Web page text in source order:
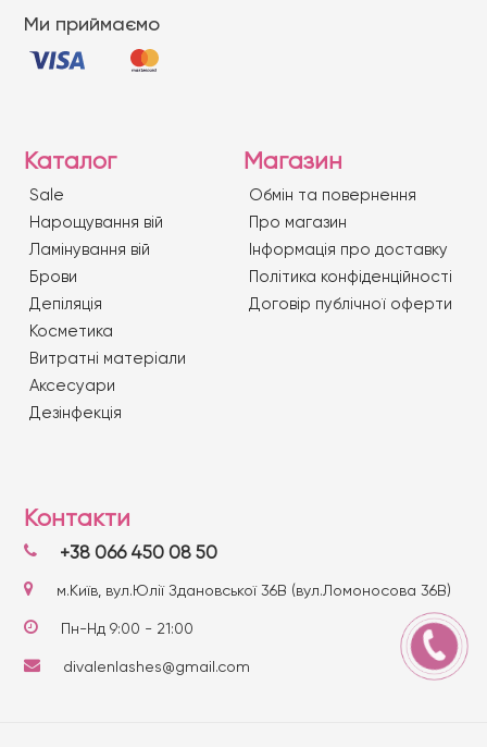
Ми приймаємо
Каталог
Sale
Нарощування вій
Ламінування вій
Брови
Депіляція
Косметика
Витратні матеріали
Аксесуари
Дезінфекція
Магазин
Обмін та повернення
Про магазин
Iнформація про доставку
Політика конфіденційності
Договір публічної оферти
Контакти
+38 066 450 08 50
м.Київ, вул.Юлії Здановської 36В (вул.Ломоносова 36В)
Пн-Нд 9:00 - 21:00
divalenlashes@gmail.com